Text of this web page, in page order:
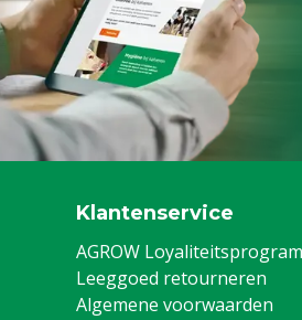
Klantenservice
AGROW
Leeggoed retourneren
Algemene voorwaarden